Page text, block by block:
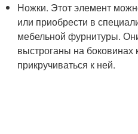
Ножки. Этот элемент
или приобрести в
мебельной фурнитуры.
выстроганы на боковинах
прикручиваться к ней.